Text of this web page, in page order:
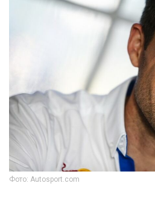
Фото: Autosport.com